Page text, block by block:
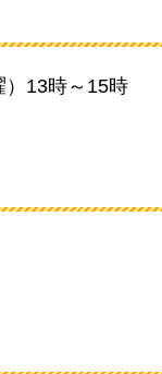
）13時～15時